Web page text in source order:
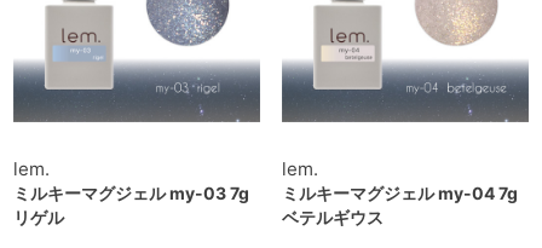
lem.
ミルキーマグジェル my-03 7g
リゲル
lem.
ミルキーマグジェル my-04 7g
ベテルギウス